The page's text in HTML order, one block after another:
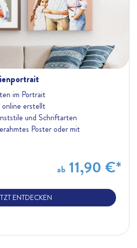
im Portrait
online erstellt
und Schriftarten
Poster oder mit
ab 11,90 €*
ENTDECKEN